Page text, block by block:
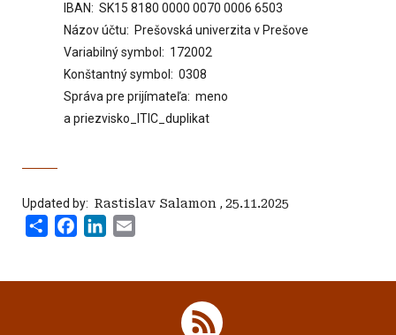
IBAN: SK15 8180 0000 0070 0006 6503
Názov účtu: Prešovská univerzita v Prešove
Variabilný symbol: 172002
Konštantný symbol: 0308
Správa pre prijímateľa: meno
a priezvisko_ITIC_duplikat
Updated by: ‍ Rastislav Salamon , 25.11.2025
Share FacebookLinkedIn